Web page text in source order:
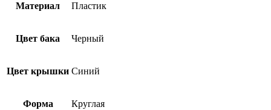
Материал Пластик
Цвет бака Черный
Цвет крышки Синий
Форма Круглая